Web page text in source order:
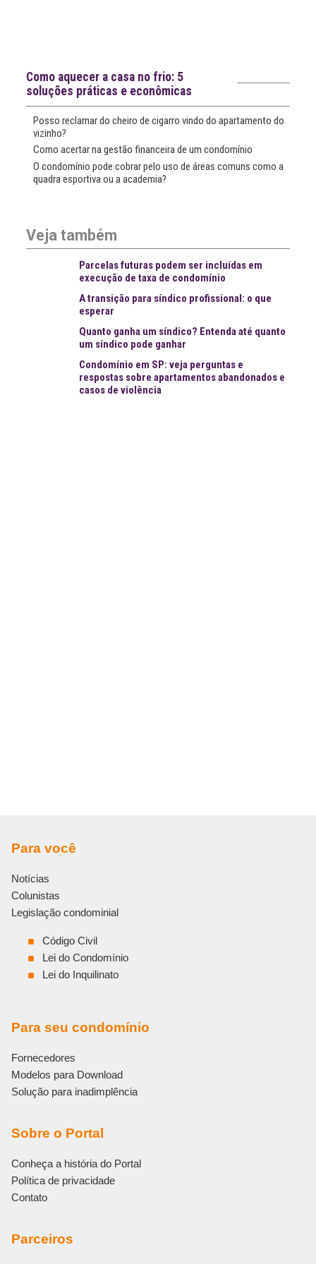
Notícias recentes
Como aquecer a casa no frio: 5
soluções práticas e econômicas
Posso reclamar do cheiro de cigarro vindo do apartamento do
vizinho?
Como acertar na gestão financeira de um condomínio
O condomínio pode cobrar pelo uso de áreas comuns como a
quadra esportiva ou a academia?
Veja também
Parcelas futuras podem ser incluídas em
execução de taxa de condomínio
A transição para síndico profissional: o que
esperar
Quanto ganha um síndico? Entenda até quanto
um síndico pode ganhar
Condomínio em SP: veja perguntas e
respostas sobre apartamentos abandonados e
casos de violência
Para você
Notícias
Colunistas
Legislação condominial
Código Civil
Lei do Condomínio
Lei do Inquilinato
Para seu condomínio
Fornecedores
Modelos para Download
Solução para inadimplência
Sobre o Portal
Conheça a história do Portal
Política de privacidade
Contato
Parceiros